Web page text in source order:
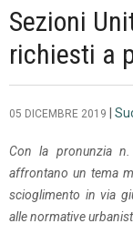
Sezioni
richiesti a
05 DICEMBRE 2019
Con la pronunzia
affrontano un tema
scioglimento in via
alle normative